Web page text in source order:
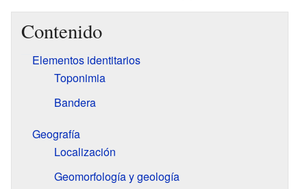
Contenido
Elementos identitarios
Toponimia
Bandera
Geografía
Localización
Geomorfología y geología